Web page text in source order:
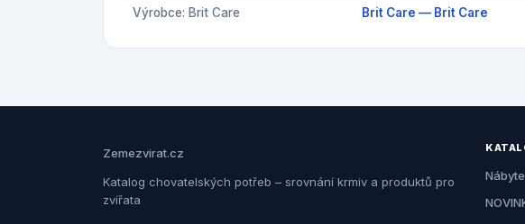
Výrobce: Brit Care Brit Care — Brit Care
Zemezvirat.cz
Katalog chovatelských potřeb – srovnání krmiv a produktů pro
zvířata